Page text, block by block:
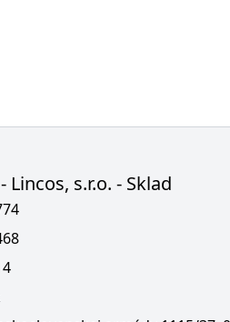
Lincos, s.r.o. - Sklad